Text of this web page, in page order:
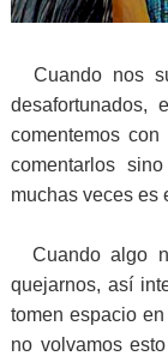
Cuando nos
desafortunados,
comentemos
comentarlos
muchas veces es
Cuando algo
quejarnos, así
tomen espacio
no volvamos